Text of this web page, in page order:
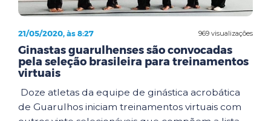
969 visualizações
21/05/2020, às 8:27
Ginastas guarulhenses são convocadas
pela seleção brasileira para treinamentos
virtuais
Doze atletas da equipe de ginástica acrobática
de Guarulhos iniciam treinamentos virtuais com